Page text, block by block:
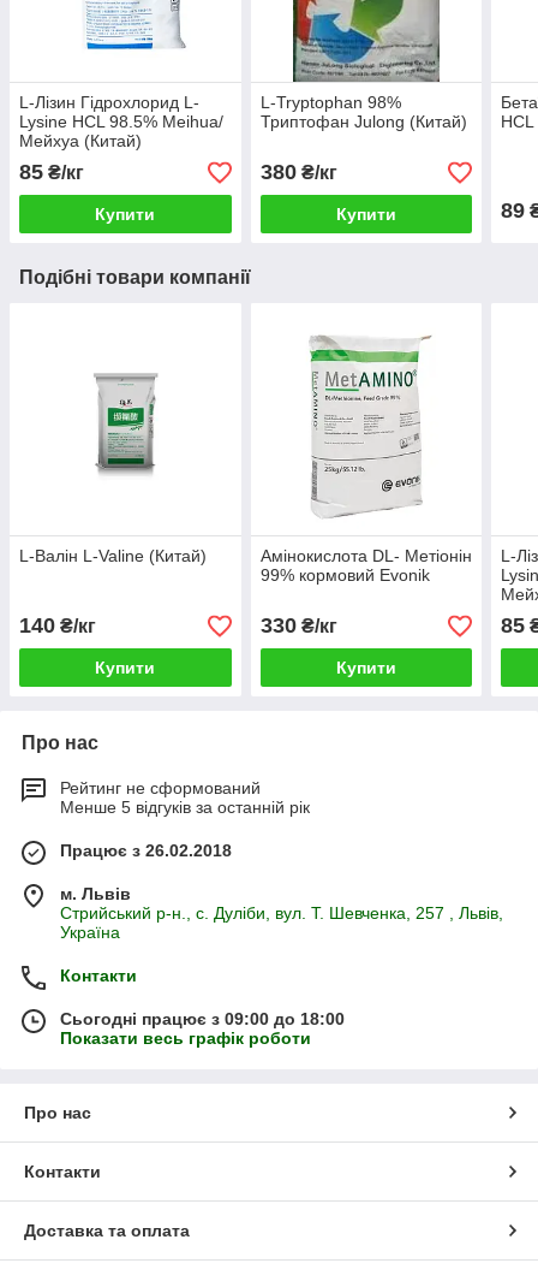
L-Лізин Гідрохлорид L-
Lysine HCL 98.5% Meihua/
Мейхуа (Китай)
85 ₴/кг
Купити
L-Tryptophan 98%
Триптофан Julong (Китай)
380₴/кг
Купити
HCL
89
Подібні товари компанії
L-Валін L-Valine (Китай)
140 ₴/кг
Купити
Амінокислота DL- Метіонін
99% кормовий Evonik
330₴/кг
Купити
L-
85
Про нас
Рейтинг не сформований
Менше 5 відгуків за останній рік
Працює з 26.02.2018
м. Львів
Стрийський р-н., с. Дуліби, вул. Т. Шевченка, 257 , Львів,
Україна
Контакти
Сьогодні працює з 09:00 до 18:00
Показати весь графік роботи
Про нас
Контакти
Доставка та оплата